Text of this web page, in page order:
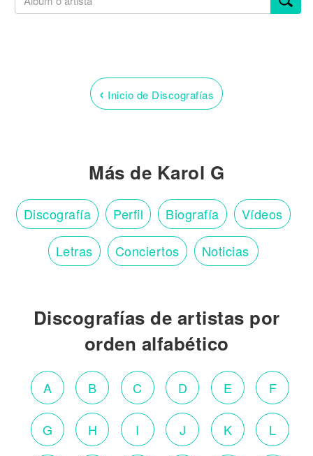
‹ Inicio de Discografías
Más de Karol G
Discografía Perfil Biografía Vídeos
Letras Conciertos Noticias
Discografías de artistas por
orden alfabético
A B C D E F
G H I J K L